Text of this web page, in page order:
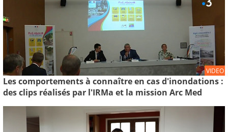
VIDEO
Les comportements à connaître en cas d'inondations :
des clips réalisés par l'IRMa et la mission Arc Med